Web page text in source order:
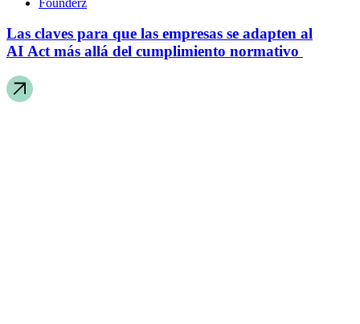
Las claves para que las empresas se adapten al
AI Act más allá del cumplimiento normativo